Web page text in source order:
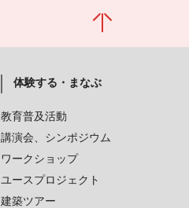
体験する・まなぶ
教育普及活動
講演会、シンポジウム
ワークショップ
ユースプロジェクト
建築ツアー